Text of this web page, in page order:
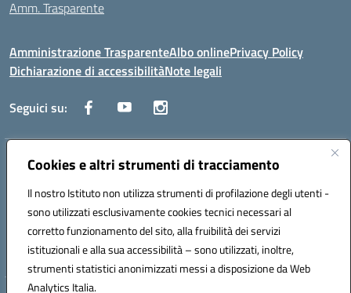
Cookies e altri strumenti di tracciamento
Il nostro Istituto non utilizza strumenti di profilazione degli utenti -
sono utilizzati esclusivamente cookies tecnici necessari al
corretto funzionamento del sito, alla fruibilità dei servizi
istituzionali e alla sua accessibilità – sono utilizzati, inoltre,
strumenti statistici anonimizzati messi a disposizione da Web
Analytics Italia.
Amm. Trasparente
Amministrazione TrasparenteAlbo onlinePrivacy Policy
Dichiarazione di accessibilitàNote legali
Seguici su:
Indirizzo:Lecce
Posta elettronica certificata (PEC):leis03400t@pec.istruzione.it
Codice fiscale: 80010750752
Codice meccanografico: leis03400t